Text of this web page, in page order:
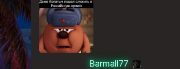
Barmall77